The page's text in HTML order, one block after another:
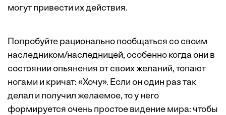
могут привести их действия.
Попробуйте рационально пообщаться со своим
наследником/наследницей, особенно когда они в
состоянии опьянения от своих желаний, топают
ногами и кричат: «Хочу». Если он один раз так
делал и получил желаемое, то у него
формируется очень простое видение мира: чтобы